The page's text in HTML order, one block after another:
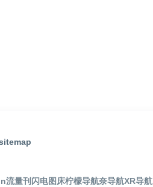
流量刊 闪电图床柠檬导航奈导航XR导航